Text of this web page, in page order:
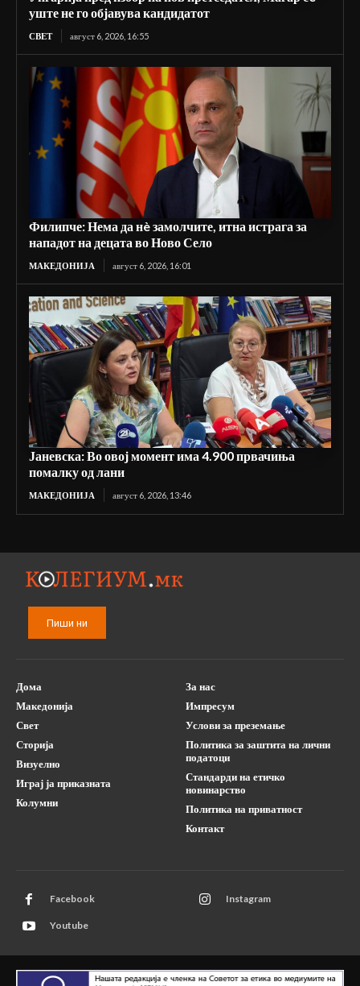
уште не го објавува кандидатот
СВЕТ август 6, 2026, 16:55
Филипче: Нема да нè замолчите, итна истрага за
нападот на децата во Ново Село
МАКЕДОНИЈА август 6, 2026, 16:01
Јаневска: Во овој момент има 4.900 првачиња
помалку од лани
МАКЕДОНИЈА август 6, 2026, 13:46
Пиши ни
Дома
Македонија
Свет
Сторија
Визуелно
Играј ја приказната
Колумни
За нас
Импресум
Услови за преземање
Политика за заштита на лични
податоци
Стандарди на етичко
новинарство
Политика на приватност
Контакт
Facebook Instagram
Youtube